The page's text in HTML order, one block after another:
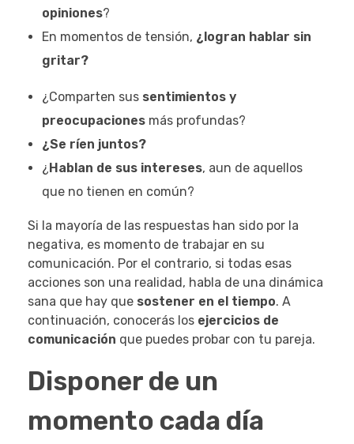
opiniones?
En momentos de tensión, ¿logran hablar sin
gritar?
¿Comparten sus sentimientos y
preocupaciones más profundas?
¿Se ríen juntos?
¿Hablan de sus intereses, aun de aquellos
que no tienen en común?
Si la mayoría de las respuestas han sido por la
negativa, es momento de trabajar en su
comunicación. Por el contrario, si todas esas
acciones son una realidad, habla de una dinámica
sana que hay que sostener en el tiempo. A
continuación, conocerás los ejercicios de
comunicación que puedes probar con tu pareja.
Disponer de un
momento cada día